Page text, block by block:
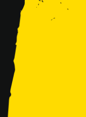
RUNMAGEDDON
RUNMAGEDDON
RUNMAGEDDON
RUNMAGEDDON
RUNMAGEDDON
RUNMAGEDDON
TRENINGI
VOUCHERY
DLA ZAWODNIKÓW